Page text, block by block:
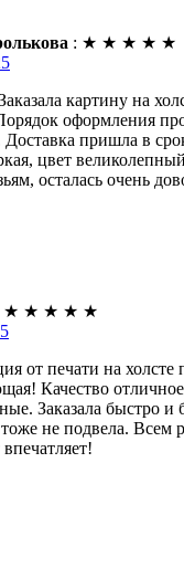
: ★ ★ ★ ★ ★
картину на
оформления
пришла в
цвет
осталась очень
★ ★ ★ ★ ★
от печати на холсте
Качество
Заказала быстро и
тоже не подвела.
впечатляет!